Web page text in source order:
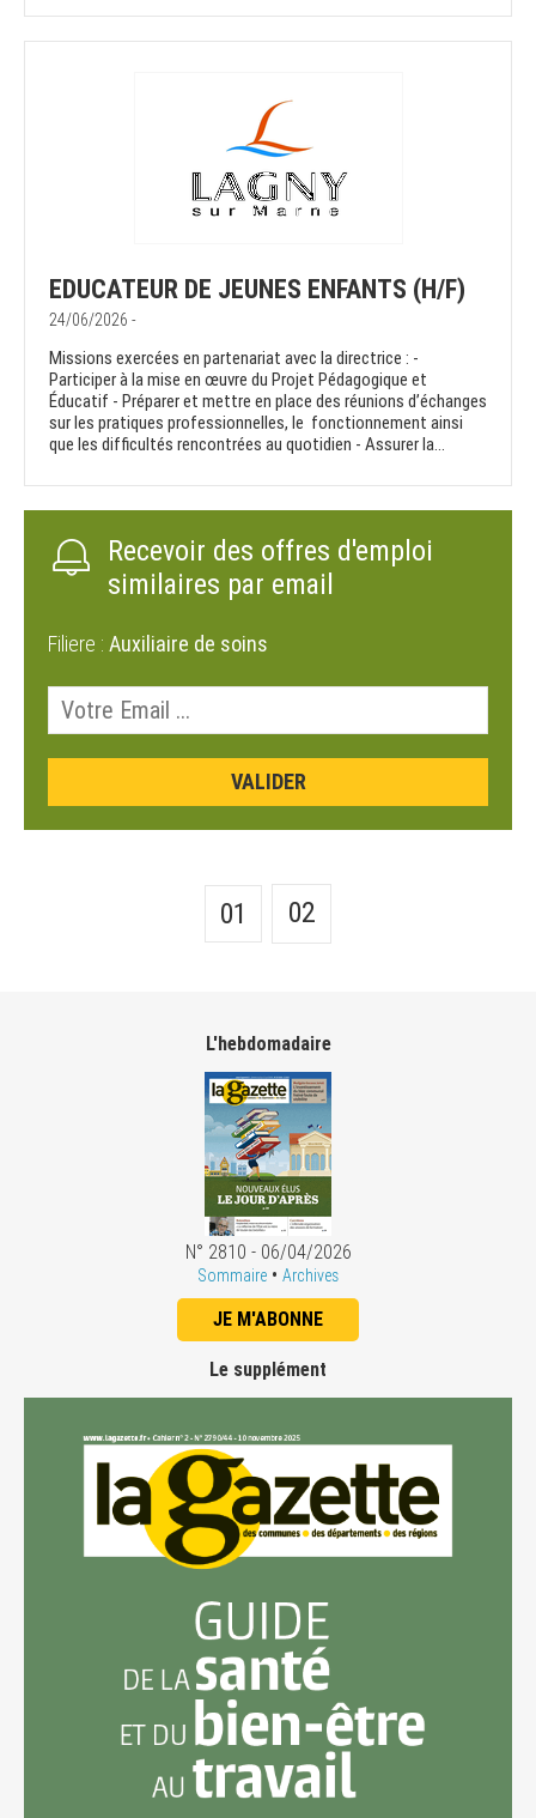
EDUCATEUR DE JEUNES ENFANTS (H/F)
24/06/2026 -
Missions exercées en partenariat avec la directrice : -
Participer à la mise en œuvre du Projet Pédagogique et
Éducatif - Préparer et mettre en place des réunions d’échanges
sur les pratiques professionnelles, le fonctionnement ainsi
que les difficultés rencontrées au quotidien - Assurer la...
Recevoir des offres d'emploi
similaires par email
Filiere : Auxiliaire de soins
01 02
L'hebdomadaire
N° 2810 - 06/04/2026
Sommaire • Archives
JE M'ABONNE
Le supplément